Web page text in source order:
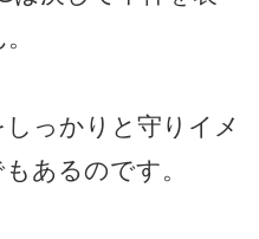
っかりと守りイメ
あるのです。